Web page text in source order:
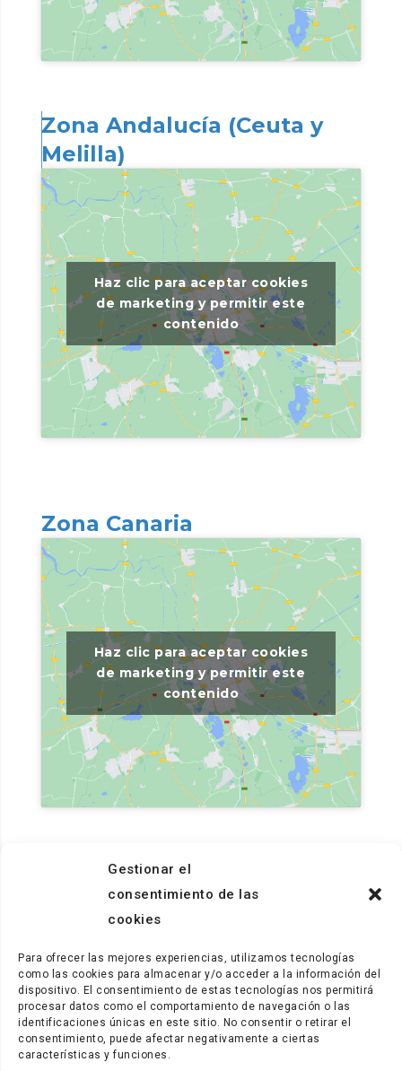
Gestionar el
consentimiento de las
cookies
Para ofrecer las mejores experiencias, utilizamos tecnologías
como las cookies para almacenar y/o acceder a la información del
dispositivo. El consentimiento de estas tecnologías nos permitirá
procesar datos como el comportamiento de navegación o las
identificaciones únicas en este sitio. No consentir o retirar el
consentimiento, puede afectar negativamente a ciertas
características y funciones.
Zona Andalucía (Ceuta y
Melilla)
Haz clic para aceptar cookies
de marketing y permitir este
contenido
Zona Canaria
Haz clic para aceptar cookies
de marketing y permitir este
contenido